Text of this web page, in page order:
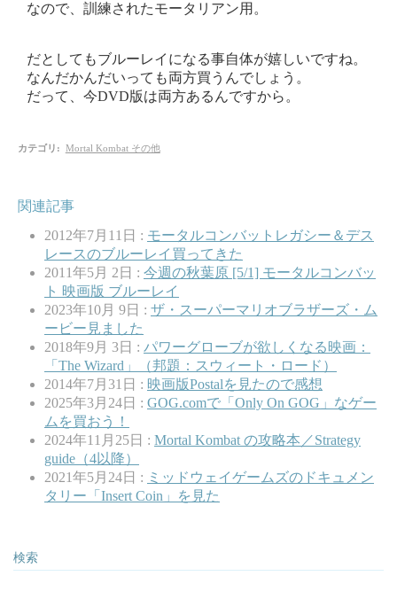
なので、訓練されたモータリアン用。
だとしてもブルーレイになる事自体が嬉しいですね。
なんだかんだいっても両方買うんでしょう。
だって、今DVD版は両方あるんですから。
カテゴリ : Mortal Kombat その他
関連記事
2012年7月11日 : モータルコンバットレガシー＆デス
レースのブルーレイ買ってきた
2011年5月 2日 : 今週の秋葉原 [5/1] モータルコンバッ
ト 映画版 ブルーレイ
2023年10月 9日 : ザ・スーパーマリオブラザーズ・ム
ービー見ました
2018年9月 3日 : パワーグローブが欲しくなる映画：
「The Wizard」（邦題：スウィート・ロード）
2014年7月31日 : 映画版Postalを見たので感想
2025年3月24日 : GOG.comで「Only On GOG」なゲー
ムを買おう！
2024年11月25日 : Mortal Kombat の攻略本／Strategy
guide（4以降）
2021年5月24日 : ミッドウェイゲームズのドキュメン
タリー「Insert Coin」を見た
検索